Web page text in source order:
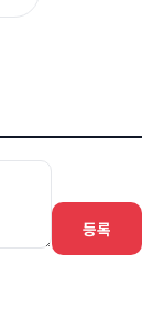
등록